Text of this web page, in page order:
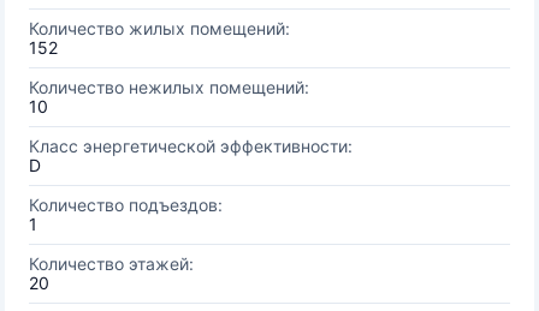
Количество жилых помещений:
152
Количество нежилых помещений:
10
Класс энергетической эффективности:
D
Количество подъездов:
1
Количество этажей:
20